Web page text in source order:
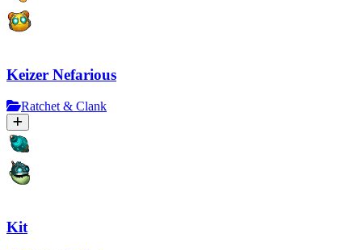
Keizer Nefarious
Ratchet & Clank
Kit